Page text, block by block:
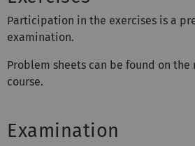
Participation in the exercises is a
examination.
Problem sheets can be found on
course.
Examination